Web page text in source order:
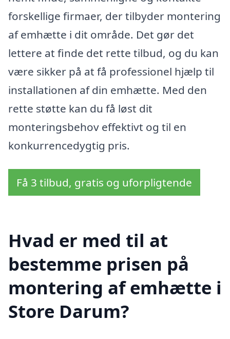
forskellige firmaer, der tilbyder montering
af emhætte i dit område. Det gør det
lettere at finde det rette tilbud, og du kan
være sikker på at få professionel hjælp til
installationen af din emhætte. Med den
rette støtte kan du få løst dit
monteringsbehov effektivt og til en
konkurrencedygtig pris.
Få 3 tilbud, gratis og uforpligtende
Hvad er med til at
bestemme prisen på
montering af emhætte i
Store Darum?